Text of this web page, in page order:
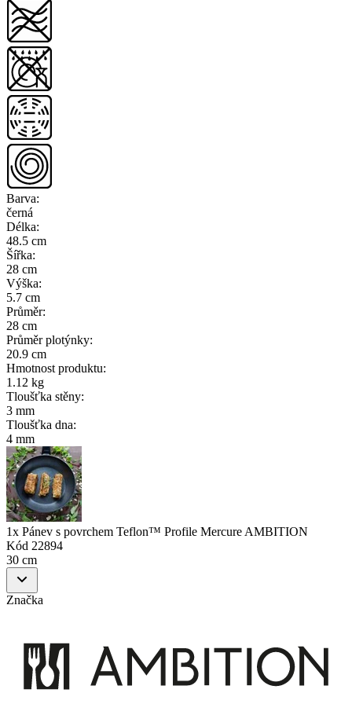
Barva:
černá
Délka:
48.5 cm
Šířka:
28 cm
Výška:
5.7 cm
Průměr:
28 cm
Průměr plotýnky:
20.9 cm
Hmotnost produktu:
1.12 kg
Tloušťka stěny:
3 mm
Tloušťka dna:
4 mm
1x Pánev s povrchem Teflon™ Profile Mercure AMBITION
Kód 22894
30 cm
Značka